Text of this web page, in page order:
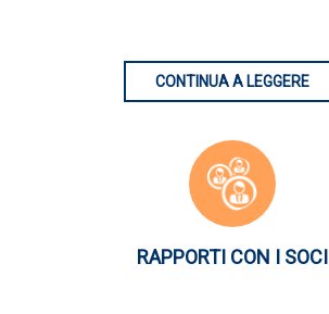
CONTINUA A LEGGERE
RAPPORTI CON I SOCI